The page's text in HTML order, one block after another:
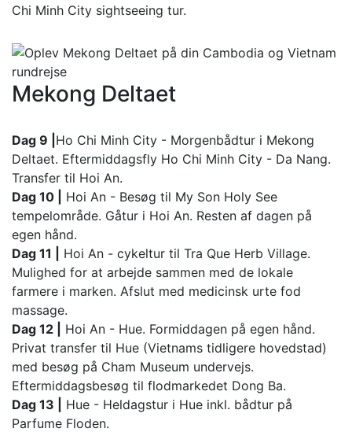
Chi Minh City sightseeing tur.
Mekong Deltaet
Dag 9 | Ho Chi Minh City - Morgenbådtur i Mekong
Deltaet. Eftermiddagsfly Ho Chi Minh City - Da Nang.
Transfer til Hoi An.
Dag 10 |
Hoi An - Besøg til My Son Holy See
tempelområde. Gåtur i Hoi An. Resten af dagen på
egen hånd.
Dag 11 |
Hoi An - cykeltur til Tra Que Herb Village.
Mulighed for at arbejde sammen med de lokale
farmere i marken. Afslut med medicinsk urte fod
massage.
Dag 12 |
Hoi An - Hue. Formiddagen på egen hånd.
Privat transfer til Hue (Vietnams tidligere hovedstad)
med besøg på Cham Museum undervejs.
Eftermiddagsbesøg til flodmarkedet Dong Ba.
Dag 13 |
Hue - Heldagstur i Hue inkl. bådtur på
Parfume Floden.